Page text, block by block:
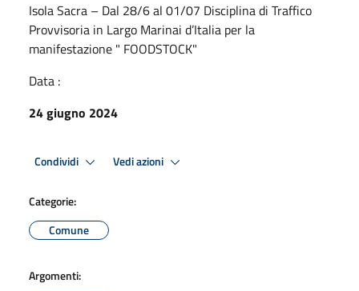
Isola Sacra – Dal 28/6 al 01/07 Disciplina di Traffico
Provvisoria in Largo Marinai d’Italia per la
manifestazione " FOODSTOCK"
Data :
24 giugno 2024
Condividi Vedi azioni
Categorie:
Comune
Argomenti: